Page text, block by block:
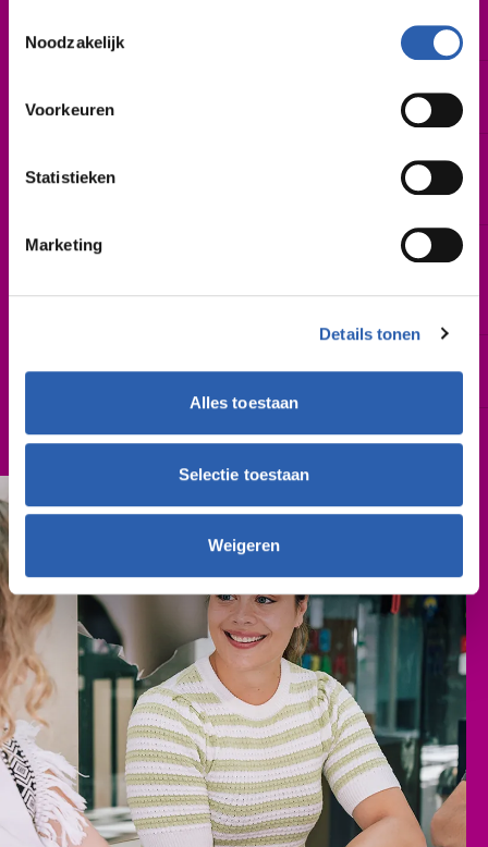
We werken samen met
die uw gegevens
Noodzakelijk
Voorkeuren
Statistieken
Marketing
Details tonen
Alles toestaan
Selectie toestaan
Weigeren
BBL / 3
2 tot 3 jaar
November 2026 | februari 2027 | mei 2027 |
Leslocatie(s)
Cursusgeld